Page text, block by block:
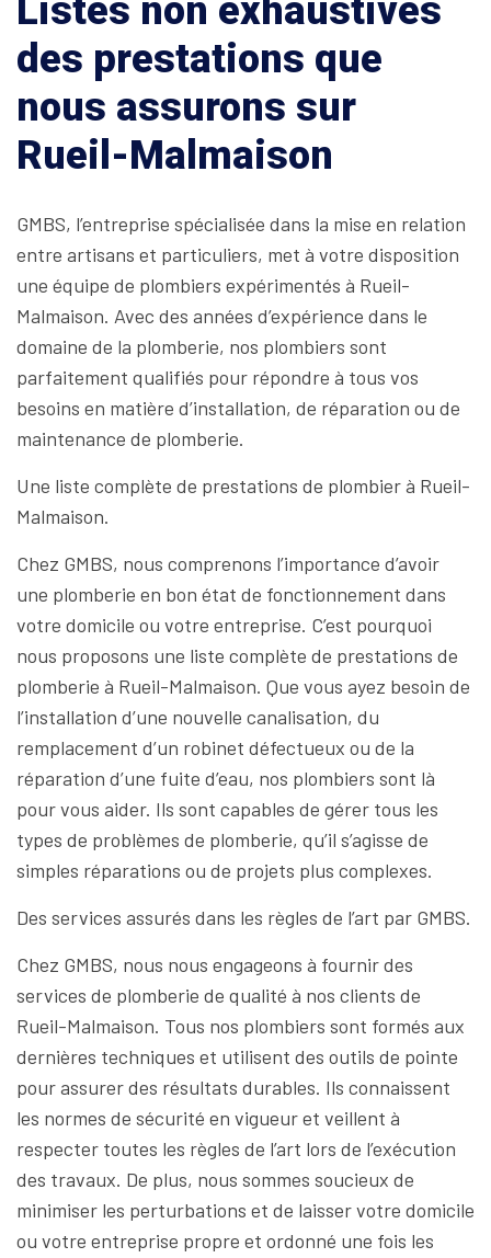
Listes non exhaustives
des prestations que
nous assurons sur
Rueil-Malmaison
GMBS, l’entreprise spécialisée dans la mise en relation
entre artisans et particuliers, met à votre disposition
une équipe de plombiers expérimentés à Rueil-
Malmaison. Avec des années d’expérience dans le
domaine de la plomberie, nos plombiers sont
parfaitement qualifiés pour répondre à tous vos
besoins en matière d’installation, de réparation ou de
maintenance de plomberie.
Une liste complète de prestations de plombier à Rueil-
Malmaison.
Chez GMBS, nous comprenons l’importance d’avoir
une plomberie en bon état de fonctionnement dans
votre domicile ou votre entreprise. C’est pourquoi
nous proposons une liste complète de prestations de
plomberie à Rueil-Malmaison. Que vous ayez besoin de
l’installation d’une nouvelle canalisation, du
remplacement d’un robinet défectueux ou de la
réparation d’une fuite d’eau, nos plombiers sont là
pour vous aider. Ils sont capables de gérer tous les
types de problèmes de plomberie, qu’il s’agisse de
simples réparations ou de projets plus complexes.
Des services assurés dans les règles de l’art par GMBS.
Chez GMBS, nous nous engageons à fournir des
services de plomberie de qualité à nos clients de
Rueil-Malmaison. Tous nos plombiers sont formés aux
dernières techniques et utilisent des outils de pointe
pour assurer des résultats durables. Ils connaissent
les normes de sécurité en vigueur et veillent à
respecter toutes les règles de l’art lors de l’exécution
des travaux. De plus, nous sommes soucieux de
minimiser les perturbations et de laisser votre domicile
ou votre entreprise propre et ordonné une fois les